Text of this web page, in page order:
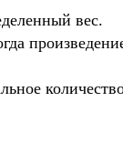
вес.